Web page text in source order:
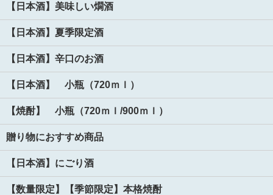
【日本酒】美味しい燗酒
【日本酒】夏季限定酒
【日本酒】辛口のお酒
【日本酒】 小瓶（720ｍｌ）
【焼酎】 小瓶（720ｍｌ/900ｍｌ）
贈り物におすすめ商品
【日本酒】にごり酒
【数量限定】【季節限定】本格焼酎